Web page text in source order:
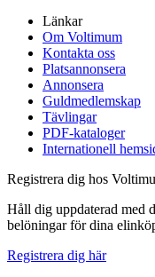
Länkar
Om Voltimum
Kontakta oss
Platsannonsera
Annonsera
Guldmedlemskap
Tävlingar
PDF-kataloger
Internationell
Registrera dig hos
Håll dig uppdaterad med
belöningar för dina
Registrera dig här